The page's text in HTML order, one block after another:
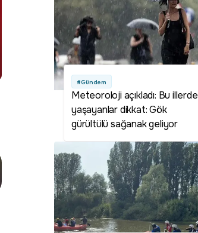
#Gündem
Meteoroloji açıkladı: Bu illerde
yaşayanlar dikkat: Gök
gürültülü sağanak geliyor